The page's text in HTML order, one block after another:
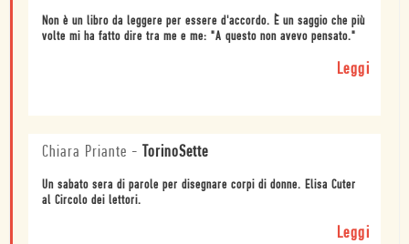
Non è un libro da leggere per essere d'accordo. È un saggio che più
volte mi ha fatto dire tra me e me: "A questo non avevo pensato."
Leggi
Chiara Priante - TorinoSette
Un sabato sera di parole per disegnare corpi di donne. Elisa Cuter
al Circolo dei lettori.
Leggi